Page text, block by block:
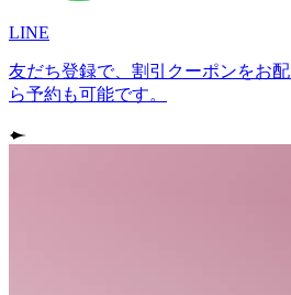
LINE
友だち登録で、割引クーポンをお
ら予約も可能です。